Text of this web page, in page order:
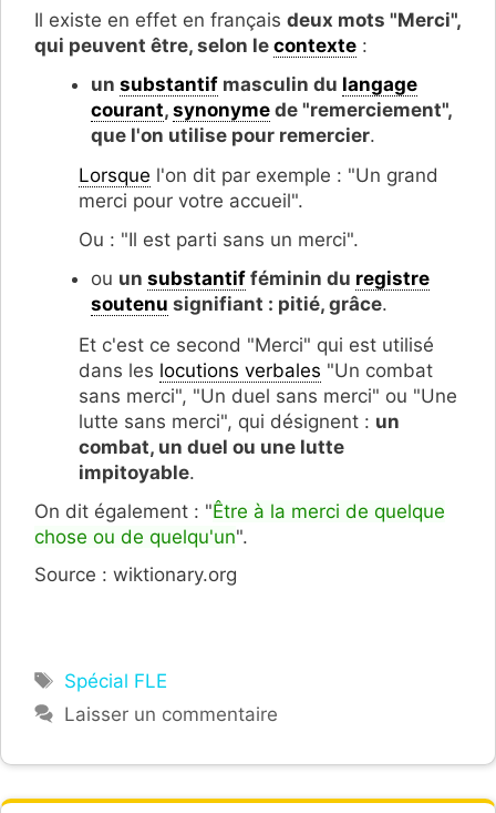
Il existe en effet en français deux mots "Merci",
qui peuvent être, selon le contexte :
un substantif masculin du langage
courant, synonyme de "remerciement",
que l'on utilise pour remercier.
Lorsque l'on dit par exemple : "Un grand
merci pour votre accueil".
Ou : "Il est parti sans un merci".
ou un substantif féminin du registre
soutenu signifiant : pitié, grâce.
Et c'est ce second "Merci" qui est utilisé
dans les locutions verbales "Un combat
sans merci", "Un duel sans merci" ou "Une
lutte sans merci", qui désignent : un
combat, un duel ou une lutte
impitoyable.
On dit également : "Être à la merci de quelque
chose ou de quelqu'un".
Source : wiktionary.org
Étiquettes
Spécial FLE
Laisser un commentaire